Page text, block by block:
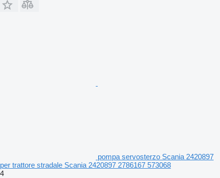
pompa servosterzo Scania 2420897
per trattore stradale Scania 2420897 2786167 573068
4